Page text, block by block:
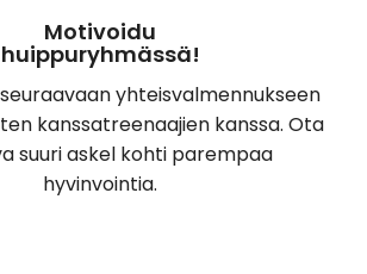
Motivoidu
huippuryhmässä!
yhteisvalmennukseen
kanssatreenaajien kanssa. Ota
suuri askel kohti parempaa
hyvinvointia.